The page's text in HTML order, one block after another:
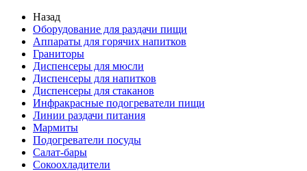
Назад
Оборудование для раздачи пищи
Аппараты для горячих напитков
Граниторы
Диспенсеры для мюсли
Диспенсеры для напитков
Диспенсеры для стаканов
Инфракрасные подогреватели пищи
Линии раздачи питания
Мармиты
Подогреватели посуды
Салат-бары
Сокоохладители